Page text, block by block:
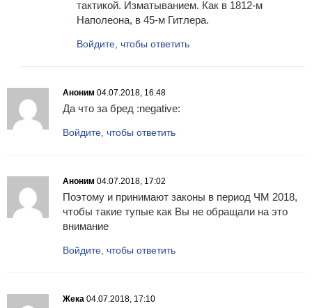
тактикой. Изматыванием. Как в 1812-м
Наполеона, в 45-м Гитлера.
Войдите, чтобы ответить
Аноним 04.07.2018, 16:48
Да что за бред :negative:
Войдите, чтобы ответить
Аноним 04.07.2018, 17:02
Поэтому и принимают законы в период ЧМ 2018,
чтобы такие тупые как Вы не обращали на это
внимание
Войдите, чтобы ответить
Жека 04.07.2018, 17:10